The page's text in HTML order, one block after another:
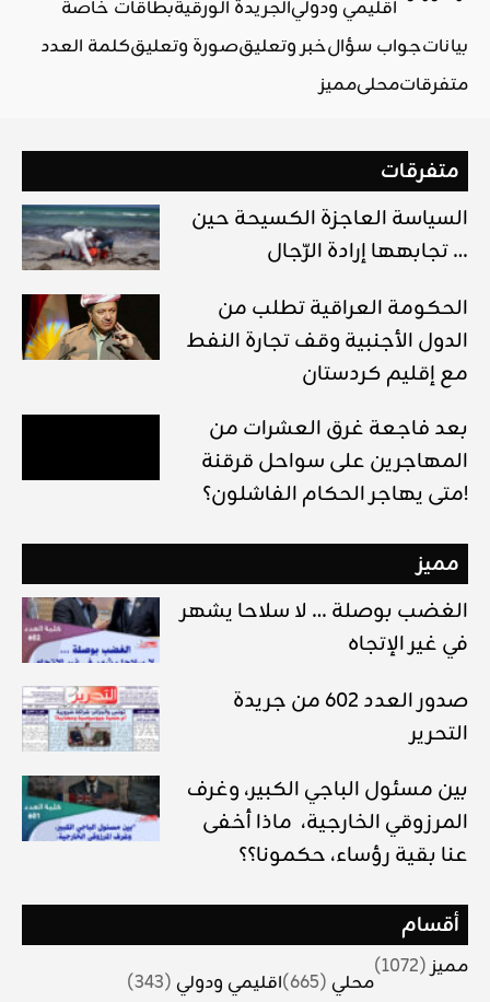
اقليمي ودوليالجريدة الورقيةبطاقات خاصة
بياناتجواب سؤالخبر وتعليقصورة وتعليقكلمة العدد
متفرقاتمحليمميز
متفرقات
السياسة العاجزة الكسيحة حين
تجابهها إرادة الرّجال …
الحكومة العراقية تطلب من
الدول الأجنبية وقف تجارة النفط
مع إقليم كردستان
بعد فاجعة غرق العشرات من
المهاجرين على سواحل قرقنة
متى يهاجر الحكام الفاشلون؟!
مميز
الغضب بوصلة … لا سلاحا يشهر
في غير الإتجاه
صدور العدد 602 من جريدة
التحرير
بين مسئول الباجي الكبير، وغرف
المرزوقي الخارجية، ماذا أخفى
عنا بقية رؤساء، حكمونا؟؟
أقسام
مميز(1072)
محلي (665) اقليمي ودولي (343)